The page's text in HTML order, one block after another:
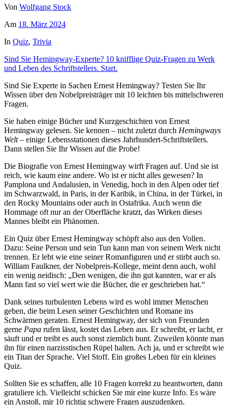
Von Wolfgang Stock
Am 18. März 2024
In Quiz, Trivia
Sind Sie Hemingway-Experte? 10 knifflige Quiz-Fragen zu Werk
und Leben des Schriftstellers. Start.
Sind Sie Experte in Sachen Ernest Hemingway? Testen Sie Ihr
Wissen über den Nobelpreisträger mit 10 leichten bis mittelschweren
Fragen.
Sie haben einige Bücher und Kurzgeschichten von Ernest
Hemingway gelesen. Sie kennen – nicht zuletzt durch Hemingways
Welt– einige Lebensstationen dieses Jahrhundert-Schriftstellers.
Dann stellen Sie Ihr Wissen auf die Probe!
Die Biografie von Ernest Hemingway wirft Fragen auf. Und sie ist
reich, wie kaum eine andere. Wo ist er nicht alles gewesen? In
Pamplona und Andalusien, in Venedig, hoch in den Alpen oder tief
im Schwarzwald, in Paris, in der Karibik, in China, in der Türkei, in
den Rocky Mountains oder auch in Ostafrika. Auch wenn die
Hommage oft nur an der Oberfläche kratzt, das Wirken dieses
Mannes bleibt ein Phänomen.
Ein Quiz über Ernest Hemingway schöpft also aus den Vollen.
Dazu: Seine Person und sein Tun kann man von seinem Werk nicht
trennen. Er lebt wie eine seiner Romanfiguren und er stirbt auch so.
William Faulkner, der Nobelpreis-Kollege, meint denn auch, wohl
ein wenig neidisch: „Den wenigen, die ihn gut kannten, war er als
Mann fast so viel wert wie die Bücher, die er geschrieben hat.“
Dank seines turbulenten Lebens wird es wohl immer Menschen
geben, die beim Lesen seiner Geschichten und Romane ins
Schwärmen geraten. Ernest Hemingway, der sich von Freunden
gerne Papa rufen lässt, kostet das Leben aus. Er schreibt, er lacht, er
säuft und er treibt es auch sonst ziemlich bunt. Zuweilen könnte man
ihn für einen narzisstischen Rüpel halten. Ach ja, und er schreibt wie
ein Titan der Sprache. Viel Stoff. Ein großes Leben für ein kleines
Quiz.
Sollten Sie es schaffen, alle 10 Fragen korrekt zu beantworten, dann
gratuliere ich. Vielleicht schicken Sie mir eine kurze Info. Es wäre
ein Anstoß, mir 10 richtig schwere Fragen auszudenken.